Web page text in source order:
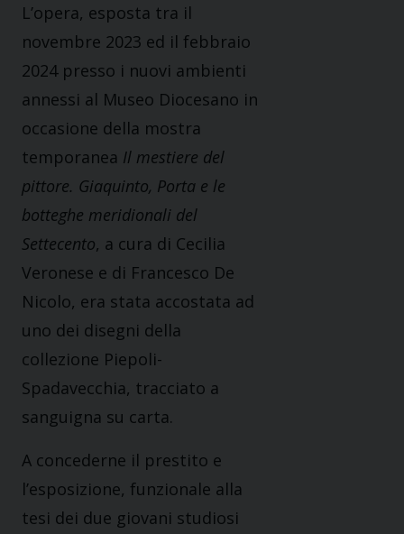
L’opera, esposta tra il
novembre 2023 ed il febbraio
2024 presso i nuovi ambienti
annessi al Museo Diocesano in
occasione della mostra
temporanea Il mestiere del
pittore. Giaquinto, Porta e le
botteghe meridionali del
Settecento, a cura di Cecilia
Veronese e di Francesco De
Nicolo, era stata accostata ad
uno dei disegni della
collezione Piepoli-
Spadavecchia, tracciato a
sanguigna su carta.
A concederne il prestito e
l’esposizione, funzionale alla
tesi dei due giovani studiosi